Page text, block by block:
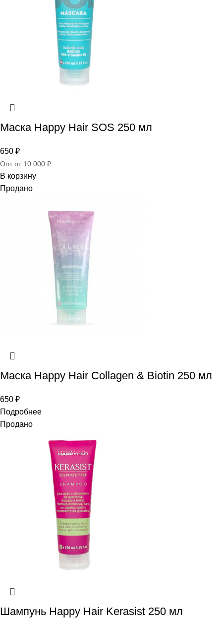
Маска Happy Hair SOS 250 мл
650 ₽
Опт от 10 000 ₽
В корзину
Продано
Маска Happy Hair Collagen & Biotin 250 мл
650 ₽
Подробнее
Продано
Шампунь Happy Hair Kerasist 250 мл